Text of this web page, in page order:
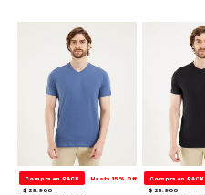
Compra en PACK Hasta 15% Off
$ 29.900
Compra en PACK
$ 29.900